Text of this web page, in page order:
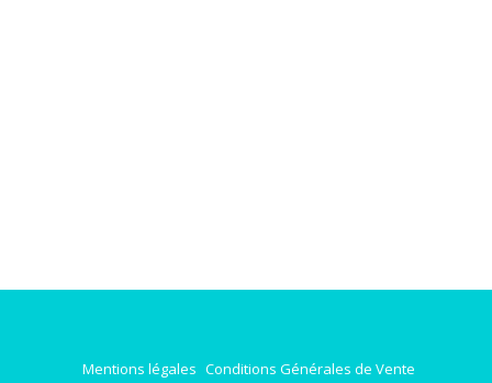
Mentions légales Conditions Générales de Vente